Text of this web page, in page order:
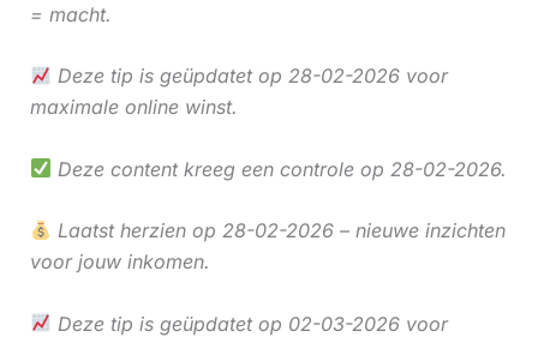
= macht.
Deze tip is geüpdatet op 28-02-2026 voor
maximale online winst.
Deze content kreeg een controle op 28-02-2026.
Laatst herzien op 28-02-2026 – nieuwe inzichten
voor jouw inkomen.
Deze tip is geüpdatet op 02-03-2026 voor